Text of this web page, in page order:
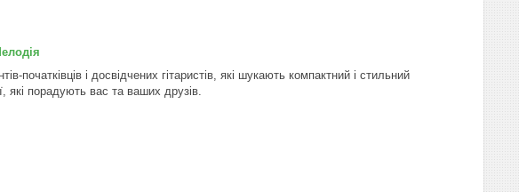
і досвідчених гітаристів, які шукають компактний і стильний
які порадують вас та ваших друзів.